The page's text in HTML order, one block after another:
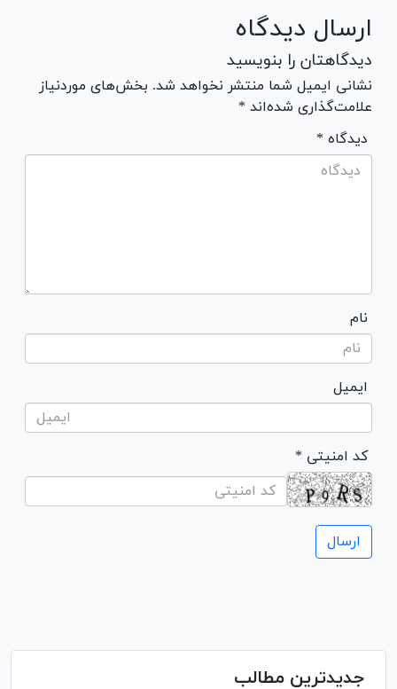
ارسال دیدگاه
دیدگاهتان را بنویسید
نشانی ایمیل شما منتشر نخواهد شد. بخش‌های موردنیاز
علامت‌گذاری شده‌اند *
* دیدگاه
نام
ایمیل
* کد امنیتی
جدیدترین مطالب